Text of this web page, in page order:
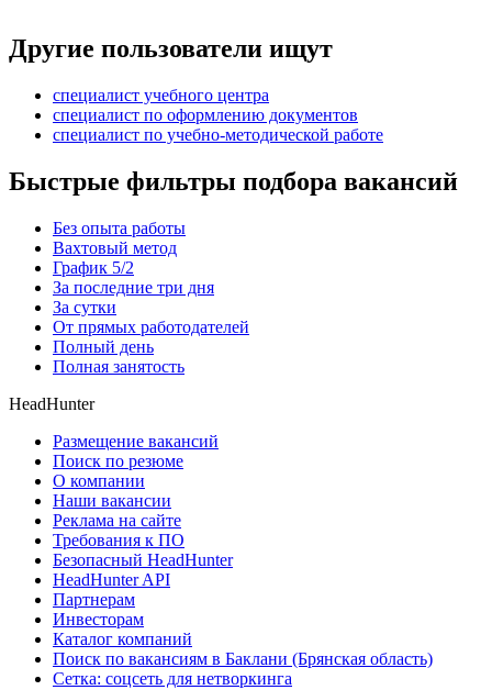
Другие пользователи ищут
специалист учебного центра
специалист по оформлению документов
специалист по учебно-методической работе
Быстрые фильтры подбора вакансий
Без опыта работы
Вахтовый метод
График 5/2
За последние три дня
За сутки
От прямых работодателей
Полный день
Полная занятость
HeadHunter
Размещение вакансий
Поиск по резюме
О компании
Наши вакансии
Реклама на сайте
Требования к ПО
Безопасный HeadHunter
HeadHunter API
Партнерам
Инвесторам
Каталог компаний
Поиск по вакансиям в Баклани (Брянская область)
Сетка: соцсеть для нетворкинга